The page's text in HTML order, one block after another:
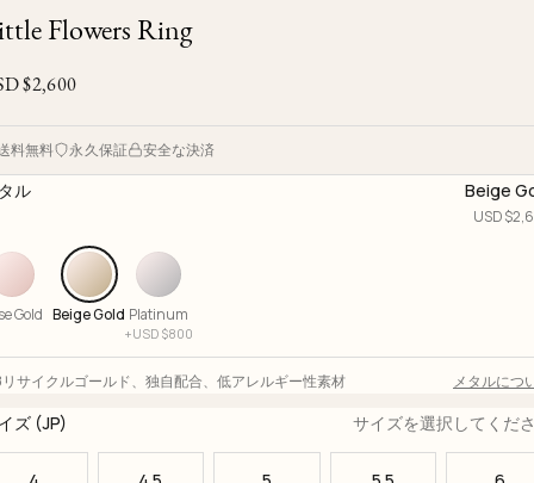
One of One
Ready to Ship
Archive
Calyx
Brut
Handle
Iceberg
Objects
Flowers Ring
$2,600
料無料 永久保証 安全な決済
ル Beige
USD $
Gold Beige Gold Platinum
+USD $800
リサイクルゴールド 独自配合 低アレルギー性素材 メタルにつ
ズ (JP) サイズを選択してくだ